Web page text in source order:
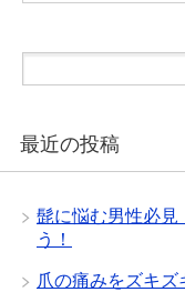
最近の投稿
髭に悩む男性必見
う！
爪の痛みをズキ